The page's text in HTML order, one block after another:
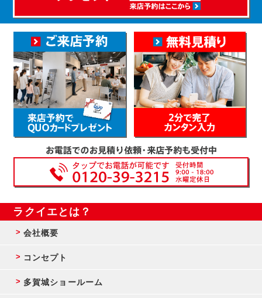
ラクイエとは？
会社概要
コンセプト
多賀城ショールーム